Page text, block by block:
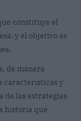
constituye el
y el objetivo es
de manera
características y
de las estrategias
historia que